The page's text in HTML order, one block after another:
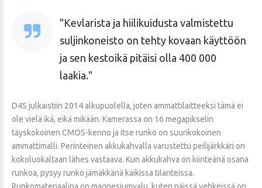
Kevlarista ja hiilikuidusta valmistettu
suljinkoneisto on tehty kovaan käyttöön
ja sen kestoikä pitäisi olla 400 000
laakia.
D4S julkaistiin 2014 alkupuolella, joten ammattilaitteeksi tämä ei
ole vielä ikä, eikä mikään. Kamerassa on 16 megapikselin
täyskokoinen CMOS-kenno ja itse runko on suurikokoinen
ammattimalli. Perinteinen akkukahvalla varustettu peilijärkkäri on
kokoluokaltaan lähes vastaava. Kun akkukahva on kiinteänä osana
runkoa, pysyy runko jämäkkänä kaikissa tilanteissa.